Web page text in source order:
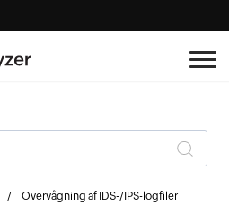
Overvågning af IDS-/IPS-logfiler